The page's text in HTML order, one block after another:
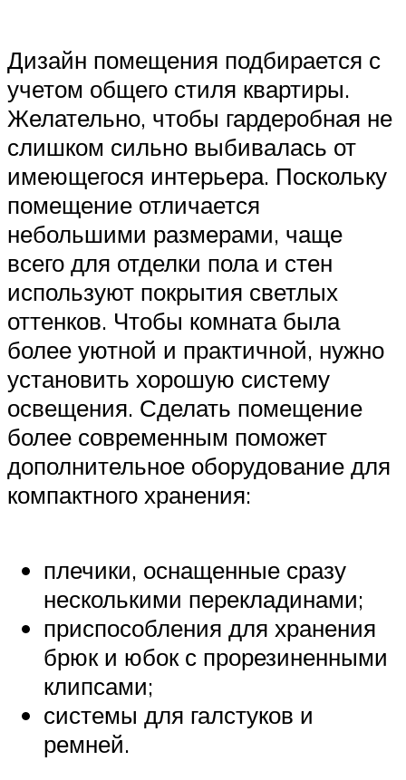
Дизайн помещения подбирается с
учетом общего стиля квартиры.
Желательно, чтобы гардеробная не
слишком сильно выбивалась от
имеющегося интерьера. Поскольку
помещение отличается
небольшими размерами, чаще
всего для отделки пола и стен
используют покрытия светлых
оттенков. Чтобы комната была
более уютной и практичной, нужно
установить хорошую систему
освещения. Сделать помещение
более современным поможет
дополнительное оборудование для
компактного хранения:
плечики, оснащенные сразу
несколькими перекладинами;
приспособления для хранения
брюк и юбок с прорезиненными
клипсами;
системы для галстуков и
ремней.